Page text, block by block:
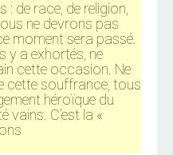
: de race, de religion,
ne devrons pas
moment sera passé.
y a exhortés, ne
cette occasion. Ne
cette souffrance, tous
héroïque du
vains. C’est la «